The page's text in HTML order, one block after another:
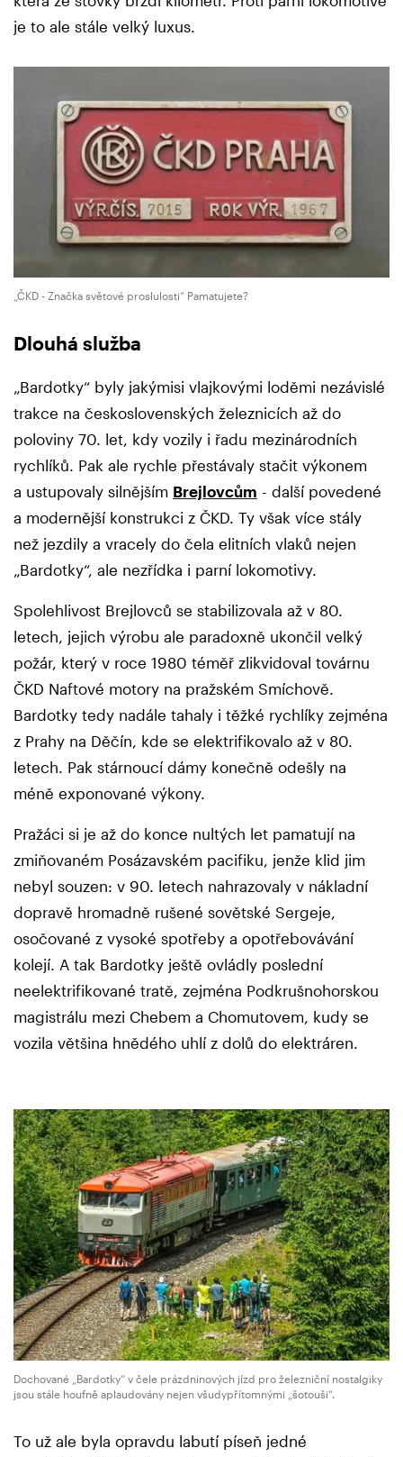
je to ale stále velký luxus.
„ČKD - Značka světové proslulosti“ Pamatujete?
Dlouhá služba
„Bardotky“ byly jakýmisi vlajkovými loděmi nezávislé
trakce na československých železnicích až do
poloviny 70. let, kdy vozily i řadu mezinárodních
rychlíků. Pak ale rychle přestávaly stačit výkonem
a ustupovaly silnějším Brejlovcům - další povedené
a modernější konstrukci z ČKD. Ty však více stály
než jezdily a vracely do čela elitních vlaků nejen
„Bardotky“, ale nezřídka i parní lokomotivy.
Spolehlivost Brejlovců se stabilizovala až v 80.
letech, jejich výrobu ale paradoxně ukončil velký
požár, který v roce 1980 téměř zlikvidoval továrnu
ČKD Naftové motory na pražském Smíchově.
Bardotky tedy nadále tahaly i těžké rychlíky zejména
z Prahy na Děčín, kde se elektrifikovalo až v 80.
letech. Pak stárnoucí dámy konečně odešly na
méně exponované výkony.
Pražáci si je až do konce nultých let pamatují na
zmiňovaném Posázavském pacifiku, jenže klid jim
nebyl souzen: v 90. letech nahrazovaly v nákladní
dopravě hromadně rušené sovětské Sergeje,
osočované z vysoké spotřeby a opotřebovávání
kolejí. A tak Bardotky ještě ovládly poslední
neelektrifikované tratě, zejména Podkrušnohorskou
magistrálu mezi Chebem a Chomutovem, kudy se
vozila většina hnědého uhlí z dolů do elektráren.
Dochované „Bardotky“ v čele prázdninových jízd pro železniční nostalgiky
jsou stále houfně aplaudovány nejen všudypřítomnými „šotouši“.
To už ale byla opravdu labutí píseň jedné